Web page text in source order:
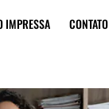
IMPRESSA CONTATO